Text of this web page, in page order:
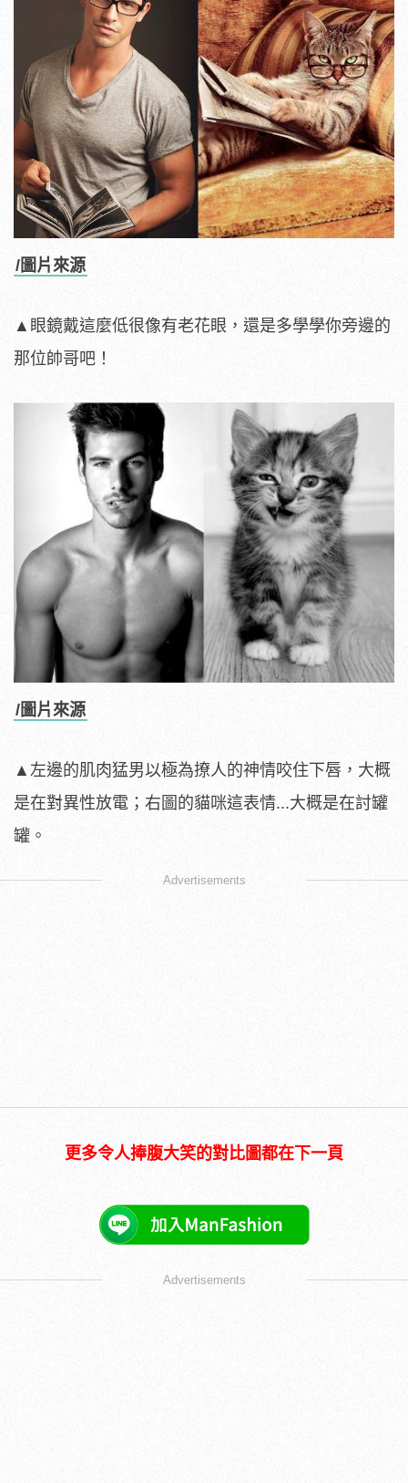
/圖片來源
▲眼鏡戴這麼低很像有老花眼，還是多學學你旁邊的
那位帥哥吧！
/圖片來源
▲左邊的肌肉猛男以極為撩人的神情咬住下唇，大概
是在對異性放電；右圖的貓咪這表情...大概是在討罐
罐。
Advertisements
更多令人捧腹大笑的對比圖都在下一頁
Advertisements